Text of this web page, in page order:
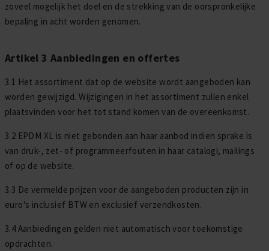
zoveel mogelijk het doel en de strekking van de oorspronkelijke
bepaling in acht worden genomen.
Artikel 3 Aanbiedingen en offertes
3.1 Het assortiment dat op de website wordt aangeboden kan
worden gewijzigd. Wijzigingen in het assortiment zullen enkel
plaatsvinden voor het tot stand komen van de overeenkomst.
3.2 EPDM XL is niet gebonden aan haar aanbod indien sprake is
van druk-, zet- of programmeerfouten in haar catalogi, mailings
of op de website.
3.3 De vermelde prijzen voor de aangeboden producten zijn in
euro's inclusief BTW en exclusief verzendkosten.
3.4 Aanbiedingen gelden niet automatisch voor toekomstige
opdrachten.